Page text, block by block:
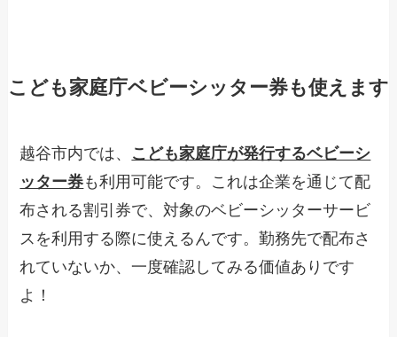
こども家庭庁ベビーシッター券も使えます
越谷市内では、 こども家庭庁が発行するベビーシ
ッター券も利用可能です。これは企業を通じて配
布される割引券で、対象のベビーシッターサービ
スを利用する際に使えるんです。勤務先で配布さ
れていないか、一度確認してみる価値ありです
よ！